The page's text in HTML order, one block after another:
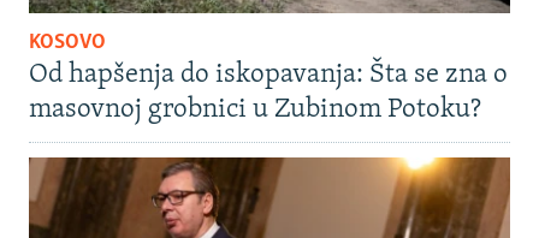
KOSOVO
Od hapšenja do iskopavanja: Šta se zna o
masovnoj grobnici u Zubinom Potoku?